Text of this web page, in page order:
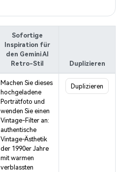
Sofortige
Inspiration für
den Gemini AI
Retro-Stil
Duplizieren
Machen Sie dieses
hochgeladene
Porträtfoto und
wenden Sie einen
Vintage-Filter an:
authentische
Vintage-Ästhetik
der 1990er Jahre
mit warmen
verblassten
Duplizieren